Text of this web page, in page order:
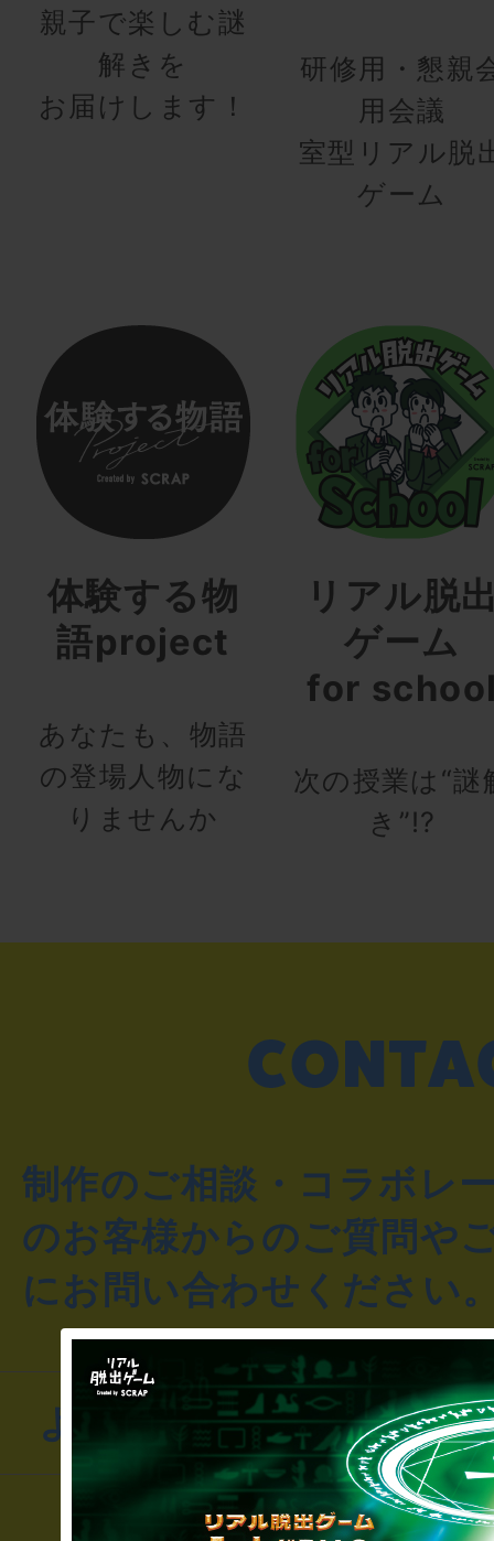
親子で楽しむ謎
解きを
お届けします！
研修用・懇親
用会議
室型リアル脱
ゲーム
体験する物
語project
あなたも、物語
の登場人物にな
りませんか
リアル脱
ゲーム
for
次の授業は“謎
き”!?
制作のご相談・コラボレ
のお客様からのご質問や
にお問い合わせください
よくあるお問い合わせ